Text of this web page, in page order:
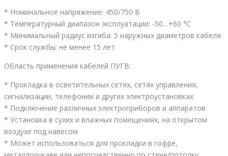
* Номинальное напряжение: 450/750 В
* Температурный диапазон эксплуатации: -50…+60 °C
* Минимальный радиус изгиба: 5 наружных диаметров кабеля
* Срок службы: не менее 15 лет
Область применения кабелей ПУГВ:
* Прокладка в осветительных сетях, сетях управления,
сигнализации, телефонии и других электроустановках
* Подключение различных электроприборов и аппаратов
* Установка в сухих и влажных помещениях, на открытом
воздухе под навесом
* Может использоваться для прокладки в гофре,